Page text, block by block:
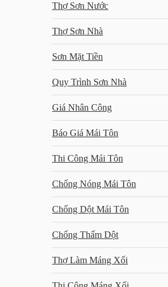
Thợ Sơn Nước
Thợ Sơn Nhà
Sơn Mặt Tiền
Quy Trình Sơn Nhà
Giá Nhân Công
Báo Giá Mái Tôn
Thi Công Mái Tôn
Chống Nóng Mái Tôn
Chống Dột Mái Tôn
Chống Thấm Dột
Thợ Làm Máng Xối